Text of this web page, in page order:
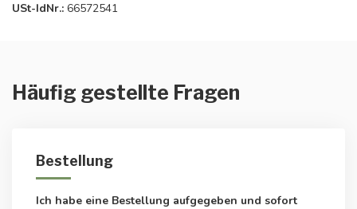
USt-IdNr.: 66572541
Häufig gestellte Fragen
Bestellung
Ich habe eine Bestellung aufgegeben und sofort